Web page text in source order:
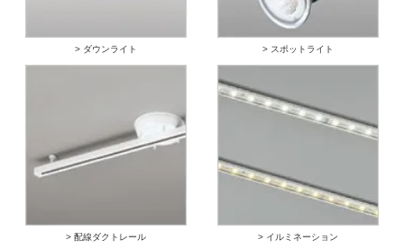
> ダウンライト > スポットライト
> 配線ダクトレール > イルミネーション